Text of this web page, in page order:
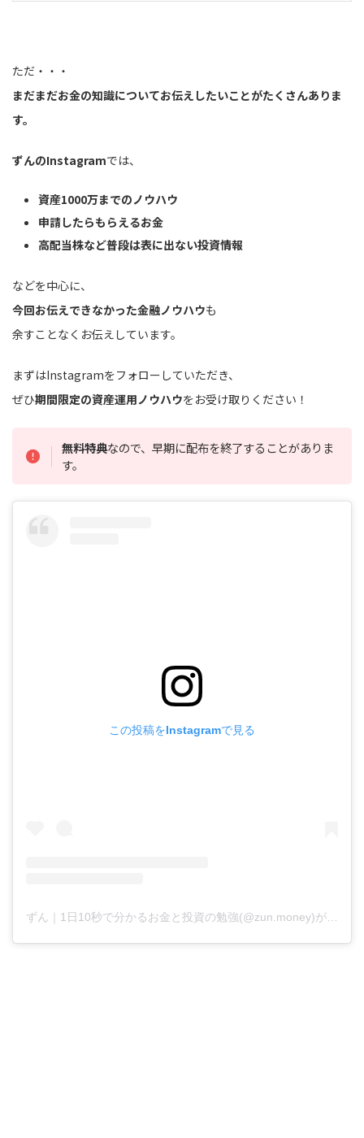
ただ・・・
まだまだお金の知識についてお伝えしたいことがたくさんありま
す。
ずんのInstagramでは、
資産1000万までのノウハウ
申請したらもらえるお金
高配当株など普段は表に出ない投資情報
などを中心に、
今回お伝えできなかった金融ノウハウも
余すことなくお伝えしています。
まずはInstagramをフォローしていただき、
ぜひ期間限定の資産運用ノウハウをお受け取りください！
無料特典なので、早期に配布を終了することがありま
す。
この投稿をInstagramで見る